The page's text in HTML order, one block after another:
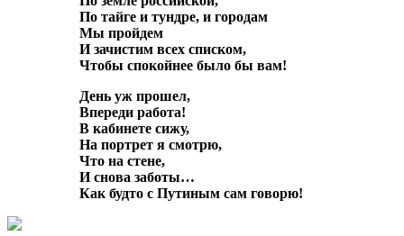
По тайге и тундре, и городам
Мы пройдем
И зачистим всех списком,
Чтобы спокойнее было бы вам!
День уж прошел,
Впереди работа!
В кабинете сижу,
На портрет я смотрю,
Что на стене,
И снова заботы…
Как будто с Путиным сам говорю!